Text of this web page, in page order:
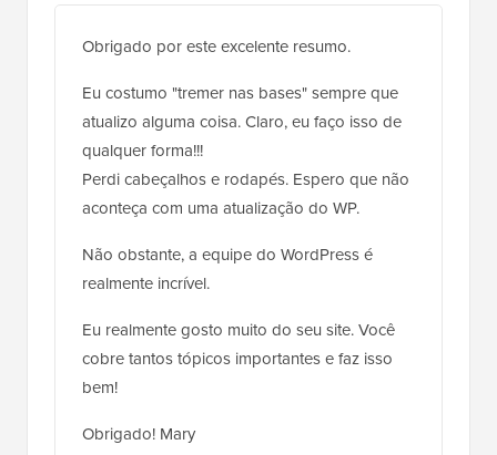
Obrigado por este excelente resumo.
Eu costumo "tremer nas bases" sempre que
atualizo alguma coisa. Claro, eu faço isso de
qualquer forma!!!
Perdi cabeçalhos e rodapés. Espero que não
aconteça com uma atualização do WP.
Não obstante, a equipe do WordPress é
realmente incrível.
Eu realmente gosto muito do seu site. Você
cobre tantos tópicos importantes e faz isso
bem!
Obrigado! Mary